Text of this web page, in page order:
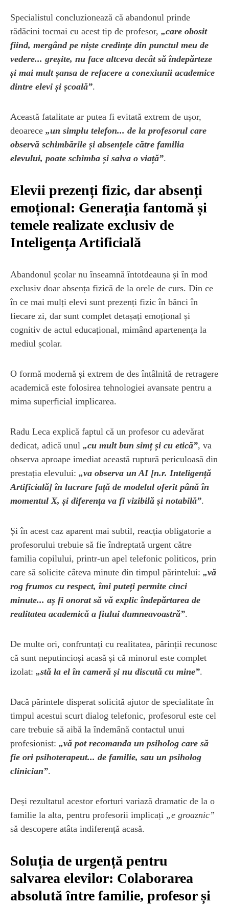
Specialistul concluzionează că abandonul prinde
rădăcini tocmai cu acest tip de profesor, „care obosit
fiind, mergând pe niște credințe din punctul meu de
vedere... greșite, nu face altceva decât să îndepărteze
și mai mult șansa de refacere a conexiunii academice
dintre elevi și școală”.
Această fatalitate ar putea fi evitată extrem de ușor,
deoarece „un simplu telefon... de la profesorul care
observă schimbările și absențele către familia
elevului, poate schimba și salva o viață”.
Elevii prezenți fizic, dar absenți
emoțional: Generația fantomă și
temele realizate exclusiv de
Inteligența Artificială
Abandonul școlar nu înseamnă întotdeauna și în mod
exclusiv doar absența fizică de la orele de curs. Din ce
în ce mai mulți elevi sunt prezenți fizic în bănci în
fiecare zi, dar sunt complet detașați emoțional și
cognitiv de actul educațional, mimând apartenența la
mediul școlar.
O formă modernă și extrem de des întâlnită de retragere
academică este folosirea tehnologiei avansate pentru a
mima superficial implicarea.
Radu Leca explică faptul că un profesor cu adevărat
dedicat, adică unul „cu mult bun simț și cu etică”, va
observa aproape imediat această ruptură periculoasă din
prestația elevului: „va observa un AI [n.r. Inteligență
Artificială] în lucrare față de modelul oferit până în
momentul X, și diferența va fi vizibilă și notabilă”.
Și în acest caz aparent mai subtil, reacția obligatorie a
profesorului trebuie să fie îndreptată urgent către
familia copilului, printr-un apel telefonic politicos, prin
care să solicite câteva minute din timpul părintelui: „vă
rog frumos cu respect, îmi puteți permite cinci
minute... aș fi onorat să vă explic îndepărtarea de
realitatea academică a fiului dumneavoastră”.
De multe ori, confruntați cu realitatea, părinții recunosc
că sunt neputincioși acasă și că minorul este complet
izolat: „stă la el în cameră și nu discută cu mine”.
Dacă părintele disperat solicită ajutor de specialitate în
timpul acestui scurt dialog telefonic, profesorul este cel
care trebuie să aibă la îndemână contactul unui
profesionist: „vă pot recomanda un psiholog care să
fie ori psihoterapeut... de familie, sau un psiholog
clinician”.
Deși rezultatul acestor eforturi variază dramatic de la o
familie la alta, pentru profesorii implicați „e groaznic”
să descopere atâta indiferență acasă.
Soluția de urgență pentru
salvarea elevilor: Colaborarea
absolută între familie, profesor și